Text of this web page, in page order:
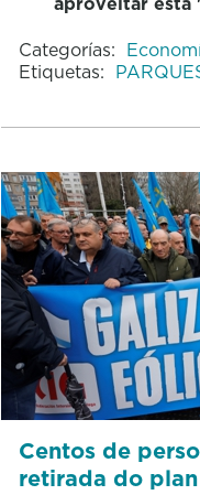
Categorías:
Etiquetas:
Centos de
retirada do